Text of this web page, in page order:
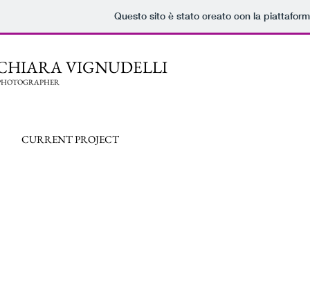
Questo sito è stato creato con la
VIGNUDELLI
CURRENT PROJECT